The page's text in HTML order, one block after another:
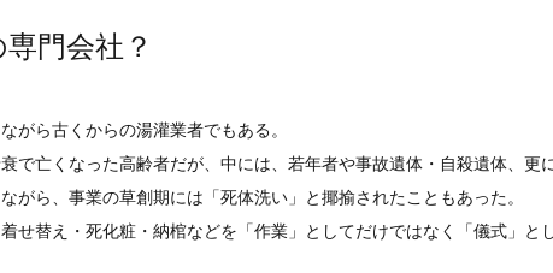
門会社？
がら古くからの湯灌業者でもある。
で亡くなった高齢者だが、中には、若年者や事故遺体・自殺遺体、更
がら、事業の草創期には「死体洗い」と揶揄されたこともあった。
せ替え・死化粧・納棺などを「作業」としてだけではなく「儀式」と